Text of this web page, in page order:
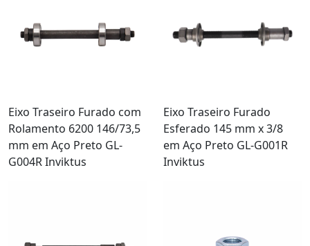
Eixo Traseiro Furado com
Rolamento 6200 146/73,5
mm em Aço Preto GL-
G004R Inviktus
Eixo Traseiro Furado
Esferado 145 mm x 3/8
em Aço Preto GL-G001R
Inviktus